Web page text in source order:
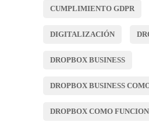
CUMPLIMIENTO GDPR
DIGITALIZACIÓN
DROPBOX BUSINESS
DROPBOX BUSINESS
DROPBOX COMO